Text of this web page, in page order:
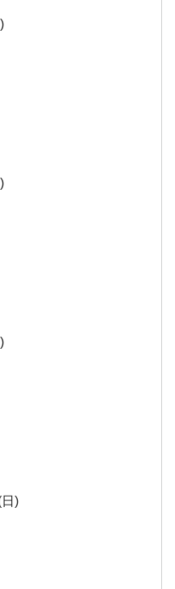
)